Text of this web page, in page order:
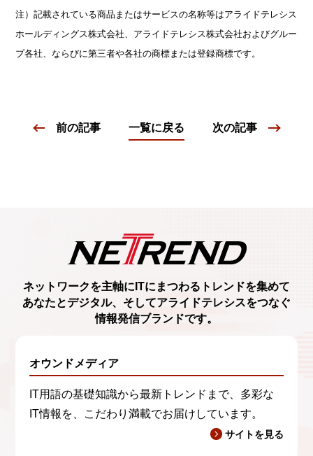
注）記載されている商品またはサービスの名称等はアライドテレシス
ホールディングス株式会社、アライドテレシス株式会社およびグルー
プ各社、ならびに第三者や各社の商標または登録商標です。
前の記事 一覧に戻る 次の記事
ネットワークを主軸に ITにまつわるトレンドを集めて
あなたとデジタル、 そしてアライドテレシスをつなぐ
情報発信ブランドです。
オウンドメディア
IT用語の基礎知識から最新トレンドまで、多彩な
IT情報を、こだわり満載でお届けしています。
サイトを見る